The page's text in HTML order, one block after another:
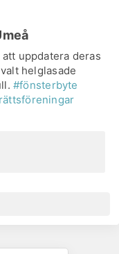
uppdatera deras
helglasade
#fönsterbyte